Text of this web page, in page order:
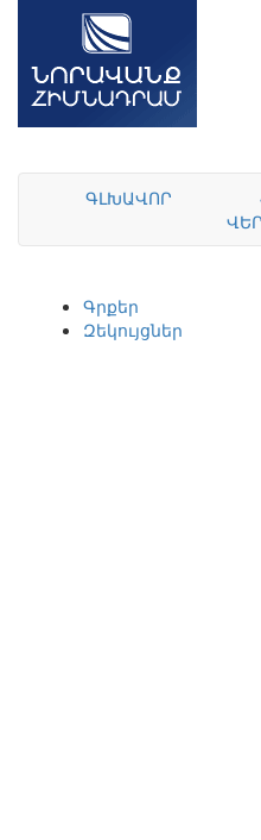
ԳԼԽԱՎՈՐ
Գրքեր
Զեկույցներ